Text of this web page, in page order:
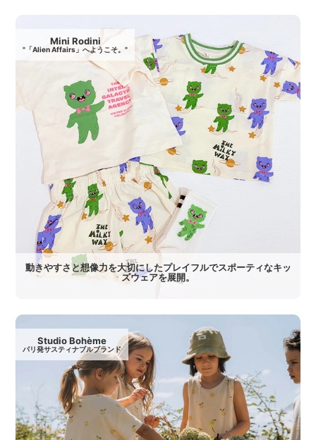
Mini Rodini
"「Alien Affairs」へようこそ。"
動きやすさと想像力を大切にしたプレイフルでスポーティなキッ
ズウェアを展開。
Studio Bohème
パリ発サスティナブルブランド